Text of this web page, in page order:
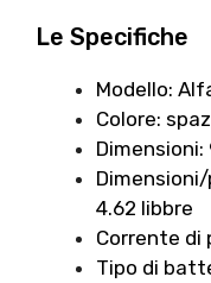
Le Specifiche
Modello:
Colore:
Dimensioni:
Dimensioni/
4.62 libbre
Corrente di
Tipo di